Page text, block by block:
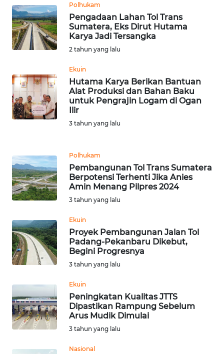
Polhukam
Pengadaan Lahan Tol Trans
Sumatera, Eks Dirut Hutama
Karya Jadi Tersangka
2 tahun yang lalu
Ekuin
Hutama Karya Berikan Bantuan
Alat Produksi dan Bahan Baku
untuk Pengrajin Logam di Ogan
Ilir
3 tahun yang lalu
Polhukam
Pembangunan Tol Trans Sumatera
Berpotensi Terhenti Jika Anies
Amin Menang Pilpres 2024
3 tahun yang lalu
Ekuin
Proyek Pembangunan Jalan Tol
Padang-Pekanbaru Dikebut,
Begini Progresnya
3 tahun yang lalu
Ekuin
Peningkatan Kualitas JTTS
Dipastikan Rampung Sebelum
Arus Mudik Dimulai
3 tahun yang lalu
Nasional
PENDIDIKAN
OLAHRAGA
OPINI
EDITORIAL
BERITA
KONTAK
KAMI
INFO
IKLAN
TENTANG
PEDOMAN
MEDIA
SIBER